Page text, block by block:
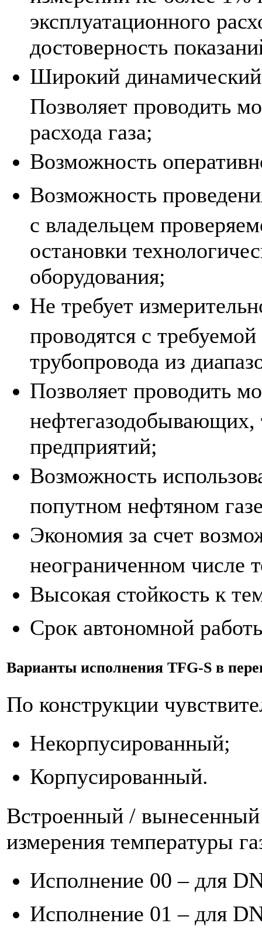
эксплуатационного
достоверность
Широкий
Позволяет проводить
расхода газа;
Возможность
Возможность
с владельцем
остановки
оборудования;
Не требует
проводятся с
трубопровода из
Позволяет проводить
предприятий;
Возможность
попутном нефтяном
Экономия за счет
неограниченном числе
Высокая стойкость к
Срок автономной
Варианты исполнения TFG-S в
По конструкции
Некорпусированный;
Корпусированный.
Встроенный / вынесенный
измерения температуры
Исполнение 00 – для
Исполнение 01 – для